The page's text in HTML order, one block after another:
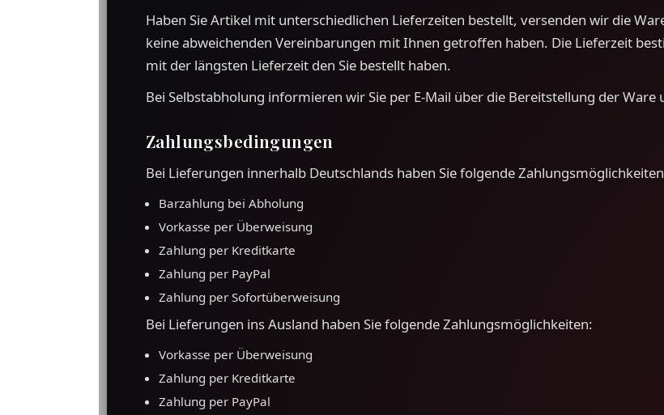
Haben Sie Artikel mit unterschiedlichen Lieferzeiten bestellt, versenden wir die
keine abweichenden Vereinbarungen mit Ihnen getroffen haben. Die Lieferzeit
mit der längsten Lieferzeit den Sie bestellt haben.
Bei Selbstabholung informieren wir Sie per E-Mail über die Bereitstellung der
Zahlungsbedingungen
Bei Lieferungen innerhalb Deutschlands haben Sie folgende
Barzahlung bei Abholung
Vorkasse per Überweisung
Zahlung per Kreditkarte
Zahlung per PayPal
Zahlung per Sofortüberweisung
Bei Lieferungen ins Ausland haben Sie folgende Zahlungsmöglichkeiten:
Vorkasse per Überweisung
Zahlung per Kreditkarte
Zahlung per PayPal